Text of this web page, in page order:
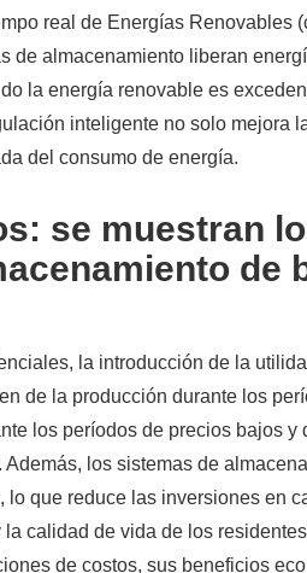
real de Energías
de almacenamiento liberan
la energía renovable es
inteligente no solo mejora
del consumo de energía.
se muestran
de
la introducción de la
de la producción durante los
los períodos de precios bajos
los sistemas de
que reduce las inversiones en
calidad de vida de los
de costos, sus beneficios